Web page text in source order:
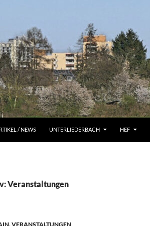
/ NEWS UNTERLIEDERBACH HEF
Veranstaltungen
,VERANSTALTUNGEN